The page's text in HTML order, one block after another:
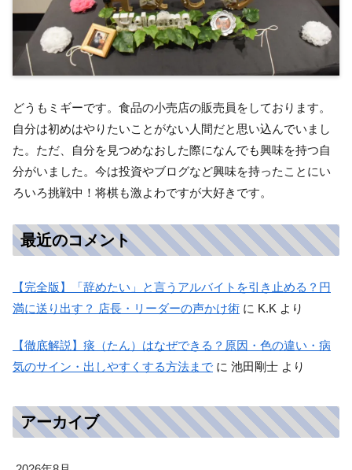
どうもミギーです。食品の小売店の販売員をしております。
自分は初めはやりたいことがない人間だと思い込んでいまし
た。ただ、自分を見つめなおした際になんでも興味を持つ自
分がいました。今は投資やブログなど興味を持ったことにい
ろいろ挑戦中！将棋も激よわですが大好きです。
最近のコメント
【完全版】「辞めたい」と言うアルバイトを引き止める？円
満に送り出す？ 店長・リーダーの声かけ術 に K.K より
【徹底解説】痰（たん）はなぜできる？原因・色の違い・病
気のサイン・出しやすくする方法まで に 池田剛士 より
アーカイブ